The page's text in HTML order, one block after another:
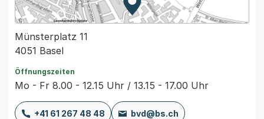
Zur Karte von MapBS.
Externer Link, wird in einem
Münsterplatz 11
4051 Basel
Öffnungszeiten
Mo - Fr 8.00 - 12.15 Uhr / 13.15 - 17.00 Uhr
+41 61 267 48 48 bvd@bs.ch